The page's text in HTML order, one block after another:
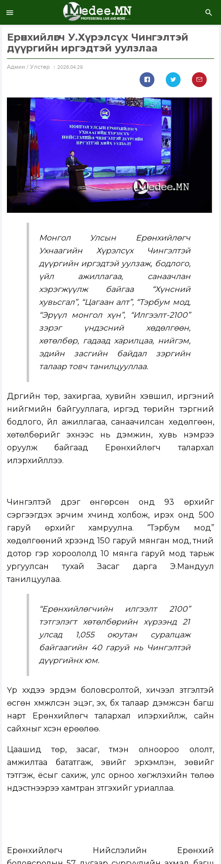
Ерөнхийлөгч У.Хүрэлсүх Чингэлтэй
дүүргийн иргэдтэй уулзлаа
Aдмин / Улстөр 2026.04.29
Монгол Улсын Ерөнхийлөгч
Ухнаагийн Хүрэлсүх Чингэлтэй
дүүргийн иргэдтэй уулзаж, бодлого,
үйл ажиллагаа, санаачлан
хэрэгжүүлж байгаа “Хүнсний
хувьсгал”, “Цагаан алт”, “Тэрбум мод,
“Эрүүл монгол хүн”, “Илгээлт-2100”
зэрэг үндэсний хөдөлгөөн,
хөтөлбөр, гадаад харилцаа, нийгэм,
эдийн засгийн байдал зэргийн
талаар товч танилцууллаа.
Дүүргийн төр, захиргаа, хувийн хэвшил, иргэний
нийгмийн байгууллага, иргэд төрийн тэргүүний
бодлого, үйл ажиллагаа, санаачилсан хөдөлгөөн,
хөтөлбөрийг эхнээс нь дэмжин, хувь нэмрээ
оруулж байгаад Ерөнхийлөгч талархал
илэрхийллээ.
Чингэлтэй дүүрэг өнгөрсөн онд 93 өрхийг
сэргээгдэх эрчим хүчинд холбож, ирэх онд 500
гаруй өрхийг хамруулна. “Тэрбум мод”
хөдөлгөөний хүрээнд 150 гаруй мянган мод, түүний
дотор гэр хороололд 10 мянга гаруй мод тарьж
ургуулсан тухай Засаг дарга Э.Мандуул
танилцуулаа.
“Ерөнхийлөгчийн илгээлт 2100”
тэтгэлэгт хөтөлбөрийн хүрээнд 21
улсад 1,055 оюутан суралцаж
байгаагийн 40 гаруй нь Чингэлтэй
дүүргийнх юм.
Үр хүүхдээ эрдэм боловсролтой, хичээл зүтгэлтэй
өсгөн хүмүүжүүлсэн эцэг, эх, бүх талаар дэмжсэн багш
нарт Ерөнхийлөгч талархал илэрхийлж, сайн
сайхныг хүсэн ерөөлөө.
Цаашид төр, засаг, түмэн олноороо ололт,
амжилтаа бататгаж, эвийг эрхэмлэн, зөвийг
тэтгэж, ёсыг сахиж, улс орноо хөгжүүлэхийн төлөө
үндэстнээрээ хамтран зүтгэхийг уриаллаа.
Ерөнхийлөгч Нийслэлийн Ерөнхий